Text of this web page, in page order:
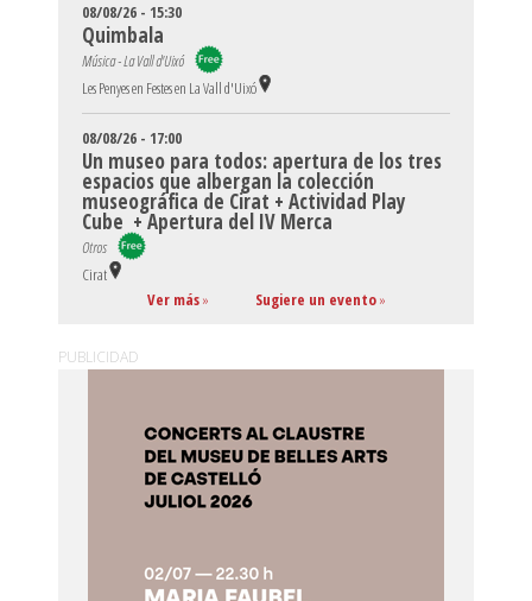
08/08/26 - 15:30
Quimbala
Música - La Vall d'Uixó
Les Penyes en Festes en La Vall d'Uixó
08/08/26 - 17:00
Un museo para todos: apertura de los tres
espacios que albergan la colección
museográfica de Cirat + Actividad Play
Cube + Apertura del IV Merca
Otros
Cirat
Ver más» Sugiere un evento»
PUBLICIDAD